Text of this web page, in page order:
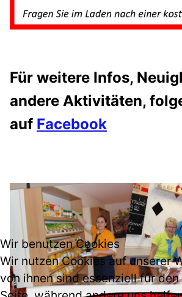
Für weitere Infos,
andere Aktivitäten,
auf Facebook
Wir benutzen Cookies
Wir nutzen Cookies auf unserer
von ihnen sind essenziell für